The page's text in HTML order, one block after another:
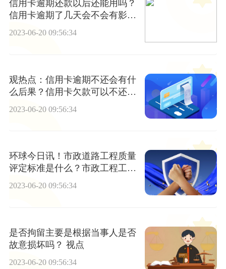
信用卡逾期还款以后还能用吗？
信用卡逾期了几天会不会有影
响？-快消息
2023-06-20 09:56:34
观热点：信用卡逾期不还会有什
么后果？信用卡欠款可以不还
2023-06-20 09:56:34
环球今日讯！市政道路工程质量
评定标准是什么？市政工程工序
有哪些？
2023-06-20 09:56:34
是否拘留主要是根据当事人是否
故意损坏吗？ 视点
2023-06-20 09:56:34